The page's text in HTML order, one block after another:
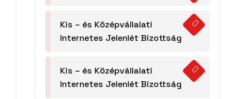
Kis – és Középvállalati
Internetes Jelenlét Bizottság
Kis – és Középvállalati
Internetes Jelenlét Bizottság